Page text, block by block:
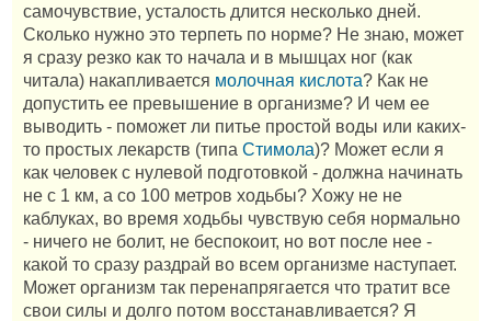
самочувствие, усталость длится несколько дней.
Сколько нужно это терпеть по норме? Не знаю, может
я сразу резко как то начала и в мышцах ног (как
читала) накапливается молочная кислота? Как не
допустить ее превышение в организме? И чем ее
выводить - поможет ли питье простой воды или каких-
то простых лекарств (типа Стимола)? Может если я
как человек с нулевой подготовкой - должна начинать
не с 1 км, а со 100 метров ходьбы? Хожу не не
каблуках, во время ходьбы чувствую себя нормально
- ничего не болит, не беспокоит, но вот после нее -
какой то сразу раздрай во всем организме наступает.
Может организм так перенапрягается что тратит все
свои силы и долго потом восстанавливается? Я